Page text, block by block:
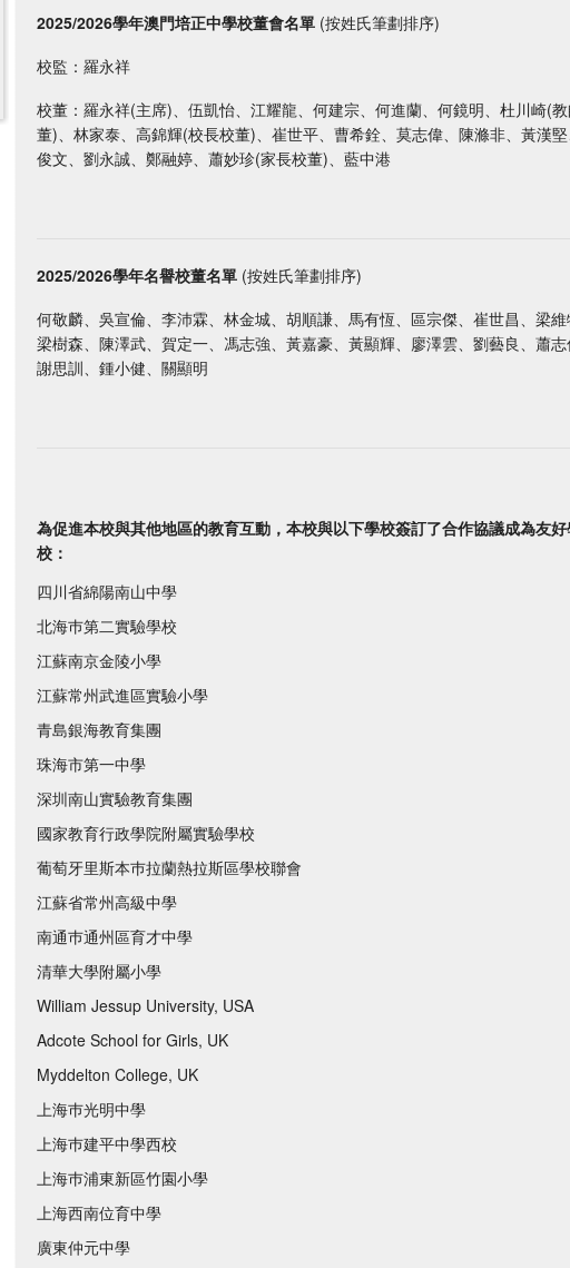
2025/2026學年澳門培正中學校董會名單(按姓氏筆劃排序)
校監：羅永祥
校董：羅永祥(主席)、伍凱怡、江耀龍、何建宗、何進蘭、何鏡明、杜川崎(
董)、林家泰、高錦輝(校長校董)、崔世平、曹希銓、莫志偉、陳滌非、黃漢
俊文、劉永誠、鄭融婷、蕭妙珍(家長校董)、藍中港
2025/2026學年名譽校董名單(按姓氏筆劃排序)
何敬麟、吳宣倫、李沛霖、林金城、胡順謙、馬有恆、區宗傑、崔世昌、梁維
梁樹森、陳澤武、賀定一、馮志強、黃嘉豪、黃顯輝、廖澤雲、劉藝良、蕭志
謝思訓、鍾小健、關顯明
為促進本校與其他地區的教育互動，本校與以下學校簽訂了合作協議成為友
校：
四川省綿陽南山中學
北海巿第二實驗學校
江蘇南京金陵小學
江蘇常州武進區實驗小學
青島銀海教育集團
珠海市第一中學
深圳南山實驗教育集團
國家教育行政學院附屬實驗學校
葡萄牙里斯本巿拉蘭熱拉斯區學校聯會
江蘇省常州高級中學
南通巿通州區育才中學
清華大學附屬小學
William Jessup University, USA
Adcote School for Girls, UK
Myddelton College, UK
上海巿光明中學
上海巿建平中學西校
上海巿浦東新區竹園小學
上海西南位育中學
廣東仲元中學